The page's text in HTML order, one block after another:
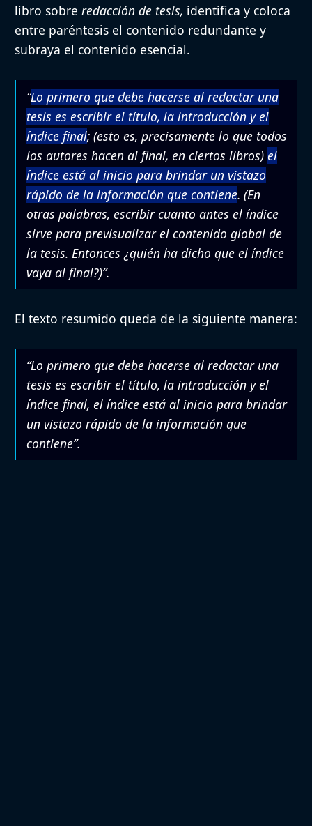
libro sobre redacción de tesis, identifica y coloca
entre paréntesis el contenido redundante y
subraya el contenido esencial.
“Lo primero que debe hacerse al redactar una
tesis es escribir el título, la introducción y el
índice final; (esto es, precisamente lo que todos
los autores hacen al final, en ciertos libros) el
índice está al inicio para brindar un vistazo
rápido de la información que contiene. (En
otras palabras, escribir cuanto antes el índice
sirve para previsualizar el contenido global de
la tesis. Entonces ¿quién ha dicho que el índice
vaya al final?)”.
El texto resumido queda de la siguiente manera:
“Lo primero que debe hacerse al redactar una
tesis es escribir el título, la introducción y el
índice final, el índice está al inicio para brindar
un vistazo rápido de la información que
contiene”.